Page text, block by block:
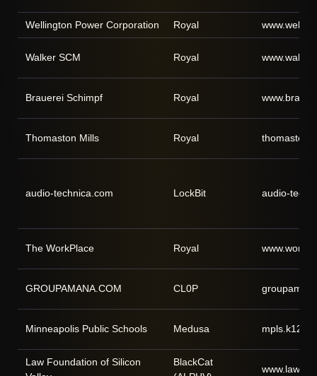
Wellington Power Corporation Royal
Walker SCM Royal
Brauerei Schimpf Royal
Thomaston Mills Royal
audio-technica.com LockBit audio-
The WorkPlace Royal
GROUPAMANA.COM CL0P
Minneapolis Public Schools Medusa
Law Foundation of Silicon
BlackCat